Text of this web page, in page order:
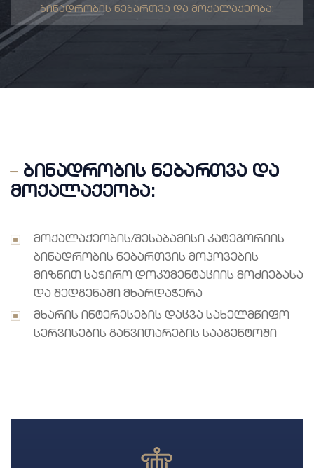
ბინადრობის ნებართვა და მოქალაქეობა:
ბინადრობის ნებართვა და
მოქალაქეობა:
მოქალაქეობის/შესაბამისი კატეგორიის
ბინადრობის ნებართვის მოპოვების
მიზნით საჭირო დოკუმენტაციის მოძიებასა
და შედგენაში მხარდაჭერა
მხარის ინტერესების დაცვა სახელმწიფო
სერვისების განვითარების სააგენტოში